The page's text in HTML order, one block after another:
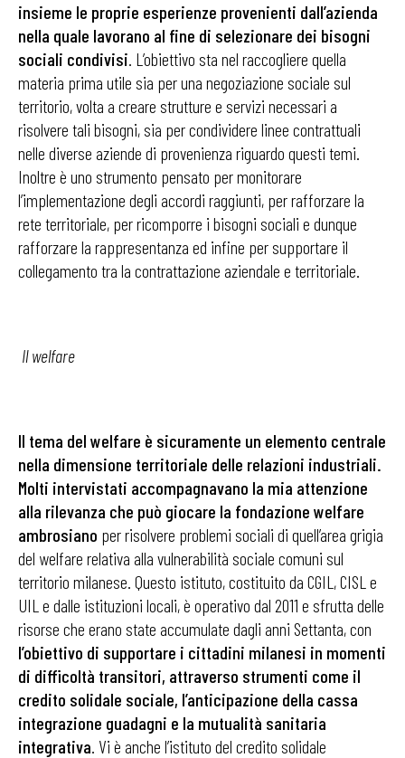
insieme le proprie esperienze provenienti dall’azienda
nella quale lavorano al fine di selezionare dei bisogni
sociali condivisi. L’obiettivo sta nel raccogliere quella
materia prima utile sia per una negoziazione sociale sul
territorio, volta a creare strutture e servizi necessari a
risolvere tali bisogni, sia per condividere linee contrattuali
nelle diverse aziende di provenienza riguardo questi temi.
Inoltre è uno strumento pensato per monitorare
l’implementazione degli accordi raggiunti, per rafforzare la
rete territoriale, per ricomporre i bisogni sociali e dunque
rafforzare la rappresentanza ed infine per supportare il
collegamento tra la contrattazione aziendale e territoriale.
Il welfare
Il tema del welfare è sicuramente un elemento centrale
nella dimensione territoriale delle relazioni industriali.
Molti intervistati accompagnavano la mia attenzione
alla rilevanza che può giocare la fondazione welfare
ambrosiano per risolvere problemi sociali di quell’area grigia
del welfare relativa alla vulnerabilità sociale comuni sul
territorio milanese. Questo istituto, costituito da CGIL, CISL e
UIL e dalle istituzioni locali, è operativo dal 2011 e sfrutta delle
risorse che erano state accumulate dagli anni Settanta, con
l’obiettivo di supportare i cittadini milanesi in momenti
di difficoltà transitori, attraverso strumenti come il
credito solidale sociale, l’anticipazione della cassa
integrazione guadagni e la mutualità sanitaria
integrativa. Vi è anche l’istituto del credito solidale